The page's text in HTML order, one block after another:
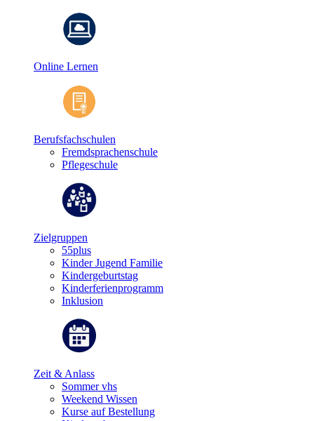
Online Lernen
Berufsfachschulen
Fremdsprachenschule
Pflegeschule
Zielgruppen
55plus
Kinder Jugend Familie
Kindergeburtstag
Kinderferienprogramm
Inklusion
Zeit & Anlass
Sommer vhs
Weekend Wissen
Kurse auf Bestellung